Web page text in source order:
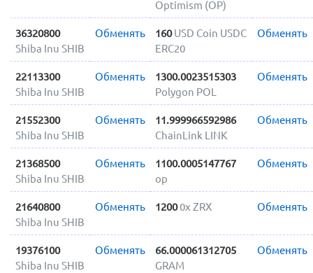
Optimism (OP)
36320800
Shiba Inu SHIB
Обменять 160 USD Coin USDC
ERC20
Обменять
22113300
Shiba Inu SHIB
Обменять
1300.0023515303
Polygon POL
Обменять
21552300
Shiba Inu SHIB
Обменять
11.999966592986
ChainLink LINK
Обменять
21368500
Shiba Inu SHIB
Обменять
1100.0005147767
op
Обменять
21640800
Shiba Inu SHIB
Обменять 12000x ZRX Обменять
19376100
Shiba Inu SHIB
Обменять
66.000061312705
GRAM
Обменять